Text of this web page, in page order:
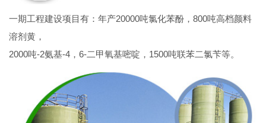
一期工程建设项目有：年产20000吨氯化苯酚，800吨高档颜料
溶剂黄，
2000吨-2氨基-4，6-二甲氧基嘧啶，1500吨联苯二氯苄等。